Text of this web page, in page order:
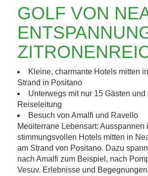
GOLF VON
Kleine, charmante Hotels mitten
Strand in Positano
Unterwegs mit nur 15 Gästen
Reiseleitung
Besuch von Amalfi und Ravello
Previous
Mediterrane Lebensart: Ausspannen
stimmungsvollen Hotels mitten in
am Strand von Positano. Dazu
nach Amalfi zum Beispiel, nach
Vesuv. Erlebnisse und